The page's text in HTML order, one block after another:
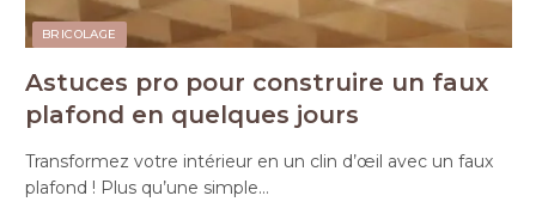
BRICOLAGE
Astuces pro pour construire un faux
plafond en quelques jours
Transformez votre intérieur en un clin d’œil avec un faux
plafond ! Plus qu’une simple…